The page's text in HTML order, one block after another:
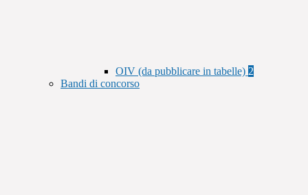
OIV (da pubblicare in tabelle) 2
Bandi di concorso